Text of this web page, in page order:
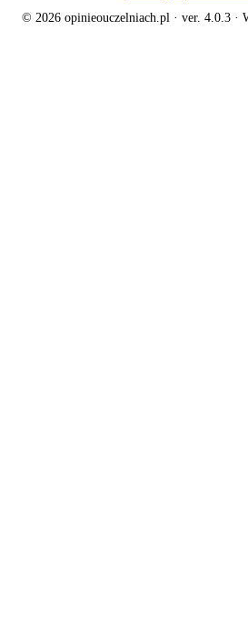
© 2026 opinieouczelniach.pl · ver. 4.0.3 ·